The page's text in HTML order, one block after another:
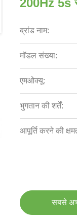
200Hz 5s
ब्रांड नाम:
मॉडल संख्या:
एमओक्यू:
भुगतान की शर्तें:
आपूर्ति करने की
सबसे